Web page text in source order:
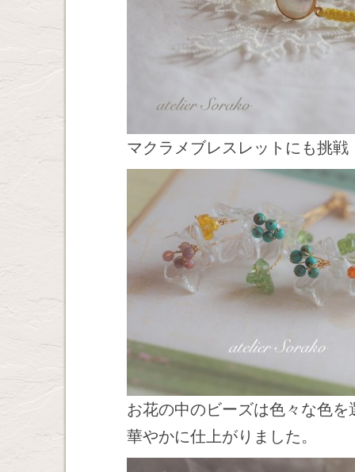
マクラメブレスレットにも挑戦
お花の中のビーズは色々な色を
華やかに仕上がりました。